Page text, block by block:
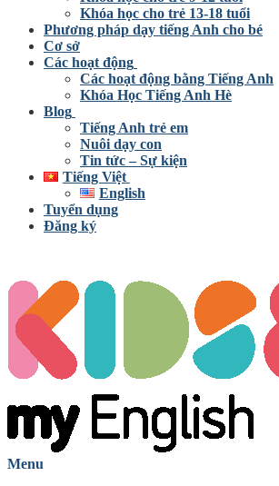
Khóa học cho trẻ 13-18 tuổi
Phương pháp dạy tiếng Anh cho bé
Cơ sở
Các hoạt động
Các hoạt động bằng Tiếng Anh
Khóa Học Tiếng Anh Hè
Blog
Tiếng Anh trẻ em
Nuôi dạy con
Tin tức – Sự kiện
Tiếng Việt
English
Tuyển dụng
Đăng ký
Menu